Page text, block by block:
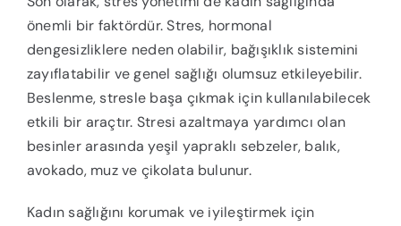
önemli bir faktördür. Stres, hormonal
dengesizliklere neden olabilir, bağışıklık sistemini
zayıflatabilir ve genel sağlığı olumsuz etkileyebilir.
Beslenme, stresle başa çıkmak için kullanılabilecek
etkili bir araçtır. Stresi azaltmaya yardımcı olan
besinler arasında yeşil yapraklı sebzeler, balık,
avokado, muz ve çikolata bulunur.
Kadın sağlığını korumak ve iyileştirmek için